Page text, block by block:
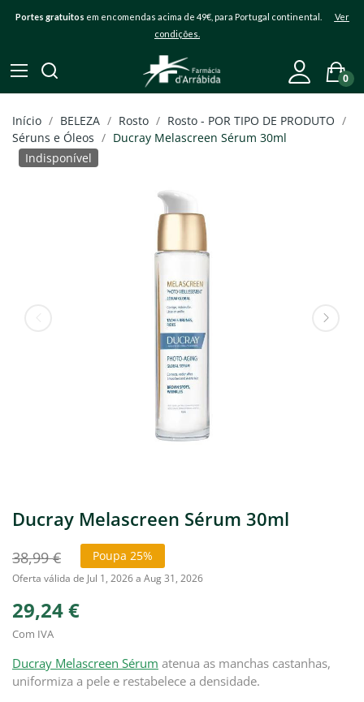
Portes gratuitos em encomendas acima de 49€, para Portugal continental. Ver
condições.
0
Início BELEZA Rosto
Rosto - POR TIPO DE PRODUTO
Séruns e Óleos
Ducray Melascreen Sérum 30ml
Indisponível
Ducray Melascreen Sérum 30ml
38,99 € Poupa 25%
Oferta válida de Jul 1, 2026 a Aug 31, 2026
29,24 €
Com IVA
Ducray Melascreen Sérum atenua as manchas castanhas,
uniformiza a pele e restabelece a densidade.